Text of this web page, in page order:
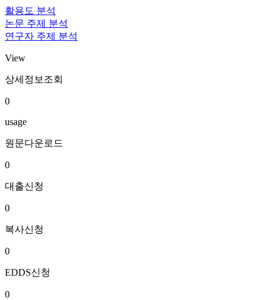
활용도 분석
논문 주제 분석
연구자 주제 분석
View
상세정보조회
0
usage
원문다운로드
0
대출신청
0
복사신청
0
EDDS신청
0